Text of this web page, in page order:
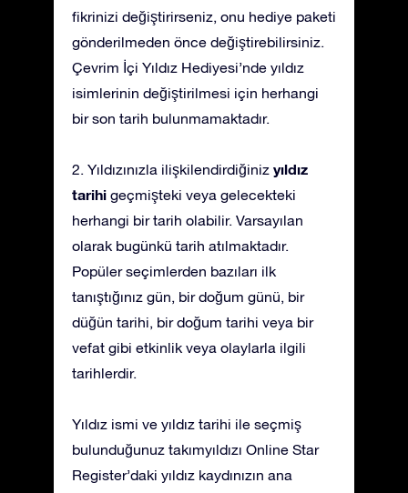
fikrinizi değiştirirseniz, onu hediye paketi
gönderilmeden önce değiştirebilirsiniz.
Çevrim İçi Yıldız Hediyesi’nde yıldız
isimlerinin değiştirilmesi için herhangi
bir son tarih bulunmamaktadır.
2. Yıldızınızla ilişkilendirdiğiniz yıldız
tarihi geçmişteki veya gelecekteki
herhangi bir tarih olabilir. Varsayılan
olarak bugünkü tarih atılmaktadır.
Popüler seçimlerden bazıları ilk
tanıştığınız gün, bir doğum günü, bir
düğün tarihi, bir doğum tarihi veya bir
vefat gibi etkinlik veya olaylarla ilgili
tarihlerdir.
Yıldız ismi ve yıldız tarihi ile seçmiş
bulunduğunuz takımyıldızı Online Star
Register’daki yıldız kaydınızın ana